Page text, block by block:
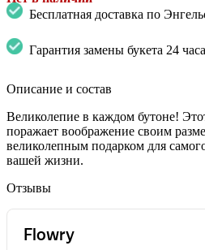
Бесплатная доставка по
Гарантия замены букета 24 часа
Описание и состав
Великолепие в каждом бутоне!
поражает воображение своим
великолепным подарком для
вашей жизни.
Отзывы